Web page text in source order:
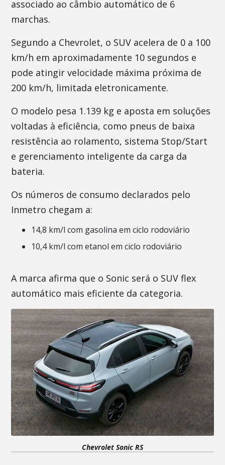
associado ao câmbio automático de 6
marchas.
Segundo a Chevrolet, o SUV acelera de 0 a 100
km/h em aproximadamente 10 segundos e
pode atingir velocidade máxima próxima de
200 km/h, limitada eletronicamente.
O modelo pesa 1.139 kg e aposta em soluções
voltadas à eficiência, como pneus de baixa
resistência ao rolamento, sistema Stop/Start
e gerenciamento inteligente da carga da
bateria.
Os números de consumo declarados pelo
Inmetro chegam a:
14,8 km/l com gasolina em ciclo rodoviário
10,4 km/l com etanol em ciclo rodoviário
A marca afirma que o Sonic será o SUV flex
automático mais eficiente da categoria.
Chevrolet Sonic RS